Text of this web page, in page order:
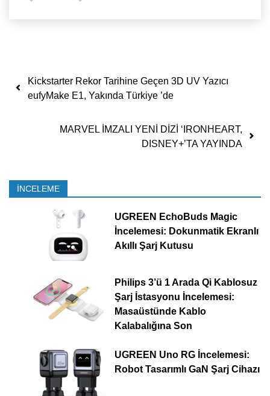
Yazı dolaşımı
Kickstarter Rekor Tarihine Geçen 3D UV Yazıcı
eufyMake E1, Yakında Türkiye ’de
MARVEL İMZALI YENİ DİZİ ‘IRONHEART,
DISNEY+’TA YAYINDA
İNCELEME
UGREEN EchoBuds Magic
İncelemesi: Dokunmatik Ekranlı
Akıllı Şarj Kutusu
Philips 3’ü 1 Arada Qi Kablosuz
Şarj İstasyonu İncelemesi:
Masaüstünde Kablo
Kalabalığına Son
UGREEN Uno RG İncelemesi:
Robot Tasarımlı GaN Şarj Cihazı